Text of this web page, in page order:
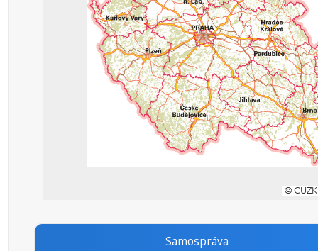
Samospráva